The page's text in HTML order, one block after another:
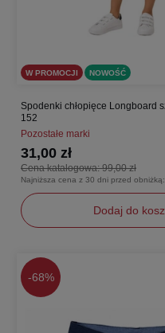
W PROMOCJI NOWOŚĆ
Spodenki chłopięce Longboard
152
Pozostałe marki
Cena katalogowa:99,00 zł
31,00 zł
Najniższa cena z 30 dni przed obniżką:
Dodaj do
152
-68%